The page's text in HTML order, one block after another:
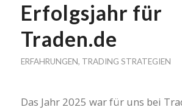
Erfolgsjahr für
Traden.de
ERFAHRUNGEN, TRADING STRATEGIEN
Das Jahr 2025 war für uns bei